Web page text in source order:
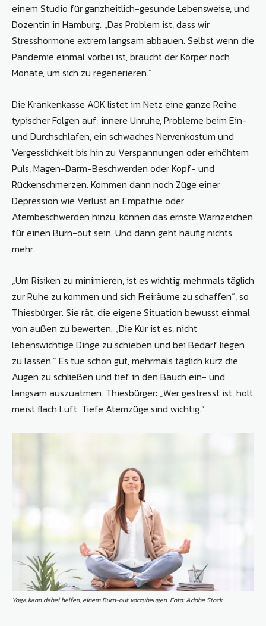
einem Studio für ganzheitlich-gesunde Lebensweise, und
Dozentin in Hamburg. „Das Problem ist, dass wir
Stresshormone extrem langsam abbauen. Selbst wenn die
Pandemie einmal vorbei ist, braucht der Körper noch
Monate, um sich zu regenerieren.“
Die Krankenkasse AOK listet im Netz eine ganze Reihe
typischer Folgen auf: innere Unruhe, Probleme beim Ein-
und Durchschlafen, ein schwaches Nervenkostüm und
Vergesslichkeit bis hin zu Verspannungen oder erhöhtem
Puls, Magen-Darm-Beschwerden oder Kopf- und
Rückenschmerzen. Kommen dann noch Züge einer
Depression wie Verlust an Empathie oder
Atembeschwerden hinzu, können das ernste Warnzeichen
für einen Burn-out sein. Und dann geht häufig nichts
mehr.
„Um Risiken zu minimieren, ist es wichtig, mehrmals täglich
zur Ruhe zu kommen und sich Freiräume zu schaffen“, so
Thiesbürger. Sie rät, die eigene Situation bewusst einmal
von außen zu bewerten. „Die Kür ist es, nicht
lebenswichtige Dinge zu schieben und bei Bedarf liegen
zu lassen.“ Es tue schon gut, mehrmals täglich kurz die
Augen zu schließen und tief in den Bauch ein- und
langsam auszuatmen. Thiesbürger: „Wer gestresst ist, holt
meist flach Luft. Tiefe Atemzüge sind wichtig.“
Yoga kann dabei helfen, einem Burn-out vorzubeugen. Foto: Adobe Stock